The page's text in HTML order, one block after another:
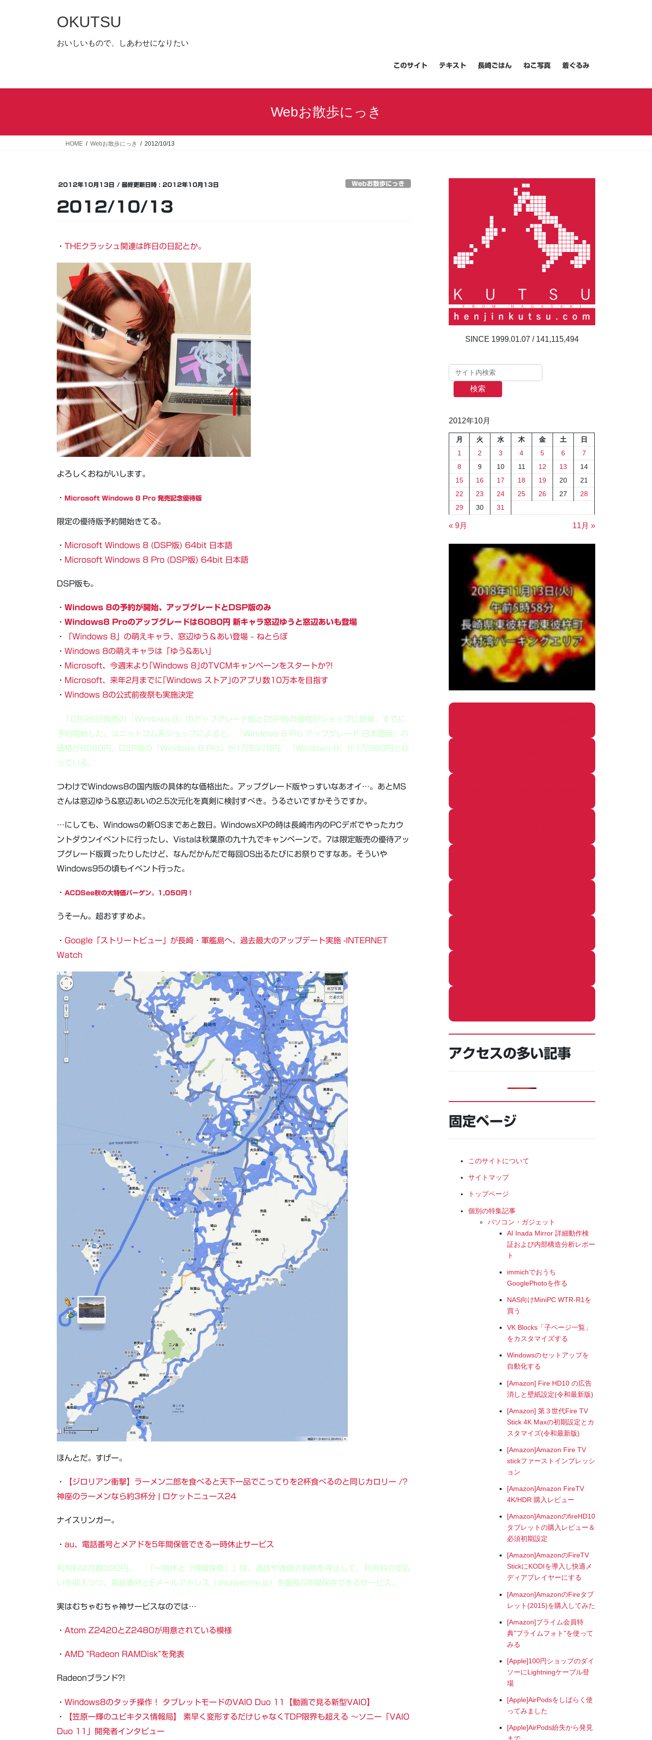
キ
に
OKUTSU
おいしいもので、しあわせになりたい
このサイト テキスト 長崎ごはん ねこ写真 着ぐるみ
Webお散歩にっき
HOME Webお散歩にっき 2012/10/13
2012年10月13日 / 最終更新日時 : 2012年10月13日 Webお散歩にっき
2012/10/13
・ THEクラッシュ関連は昨日の日記とか。
よろしくおねがいします。
・ Microsoft Windows 8 Pro 発売記念優待版
限定の優待版予約開始きてる。
・ Microsoft Windows 8 (DSP版) 64bit 日本語
・ Microsoft Windows 8 Pro (DSP版) 64bit 日本語
DSP版も。
・ Windows 8の予約が開始、アップグレードとDSP版のみ
・ Windows8 Proのアップグレードは6080円 新キャラ窓辺ゆうと窓辺あいも登場
・
「Windows 8」の萌えキャラ、窓辺ゆう＆あい登場 – ねとらぼ
・ Windows 8の萌えキャラは「ゆう&あい」
・ Microsoft、今週末より｢Windows 8｣のTVCMキャンペーンをスタートか?!
・ Microsoft、来年2月までに｢Windows ストア｣のアプリ数10万本を目指す
・ Windows 8の公式前夜祭も実施決定
10月26日発売の『Windows 8』のアップグレード版とDSP版の価格がショップに登場。すでに
予約開始した。ユニットコム系ショップによると、『Windows 8 Pro アップグレード 日本語版』の
価格が6080円。DSP版の『Windows 8 Pro』が1万5978円、『Windows 8』が1万980円とな
っている。
つわけでWindows8の国内版の具体的な価格出た。アップグレード版やっすいなあオイ…。あとMS
さんは窓辺ゆう&窓辺あいの2.5次元化を真剣に検討すべき。うるさいですかそうですか。
…にしても、Windowsの新OSまであと数日。WindowsXPの時は長崎市内のPCデポでやったカウ
ントダウンイベントに行ったし、Vistaは秋葉原の九十九でキャンペーンで。7は限定販売の優待アッ
プグレード版買ったりしたけど、なんだかんだで毎回OS出るたびにお祭りですなあ。そういや
Windows95の頃もイベント行った。
・ ACDSee秋の大特価バーゲン。1,050円！
うそーん。超おすすめよ。
・ Google「ストリートビュー」が長崎・軍艦島へ、過去最大のアップデート実施 -INTERNET
Watch
ほんとだ。すげー。
・
【ジロリアン衝撃】ラーメン二郎を食べると天下一品でこってりを2杯食べるのと同じカロリー /?
神座のラーメンなら約3杯分 | ロケットニュース24
ナイスリンガー。
・ au、電話番号とメアドを5年間保管できる一時休止サービス
利用料は月額390円。 「一時休止（情報保管）」は、通話や通信の利用を停止して、利用料の支払
いを抑えつつ、電話番号とEメールアドレス（@ezweb.ne.jp）を最長5年間保存できるサービス。
実はむちゃむちゃ神サービスなのでは…
・ Atom Z2420とZ2480が用意されている模様
・ AMD “Radeon RAMDisk”を発表
Radeonブランド?!
・ Windows8のタッチ操作！ タブレットモードのVAIO Duo 11【動画で見る新型VAIO】
・
【笠原一輝のユビキタス情報局】 素早く変形するだけじゃなくTDP限界も超える ～ソニー「VAIO
Duo 11」開発者インタビュー
141,115,494
検索
2012年10月
月 火 水 木 金 土
日
1
2 3 4 5 6
7
8
9 10 11 12 13
14
15
16 17 18 19 20
21
22
23 24 25 26 27
28
29
30 31
« 9月 11月 »
アクセスの多い記事
固定ページ
このサイトについて
サイトマップ
トップページ
個別の特集記事
パソコン・ガジェット
AI Inada Mirror 詳細動作検
証および内部構造分析レポー
ト
immichでおうち
GooglePhotoを作る
NAS向けMiniPC WTR-R1を
買う
VK Blocks「子ページ一覧」
をカスタマイズする
Windowsのセットアップを
自動化する
[Amazon] Fire HD10 の広告
消しと壁紙設定(令和最新版)
[Amazon] 第３世代Fire TV
Stick 4K Maxの初期設定とカ
スタマイズ(令和最新版)
[Amazon]Amazon Fire TV
stickファーストインプレッシ
ョン
[Amazon]Amazon FireTV
4K/HDR 購入レビュー
[Amazon]AmazonのfireHD10
タブレットの購入レビュー＆
必須初期設定
[Amazon]AmazonのFireTV
StickにKODIを導入し快適メ
ディアプレイヤーにする
[Amazon]AmazonのFireタブ
レット(2015)を購入してみた
[Amazon]プライム会員特
典"プライムフォト"を使って
みる
[Apple]100円ショップのダイ
ソーにLightningケーブル登
場
[Apple]AirPodsをしばらく使
ってみました
[Apple]AirPods紛失から発見